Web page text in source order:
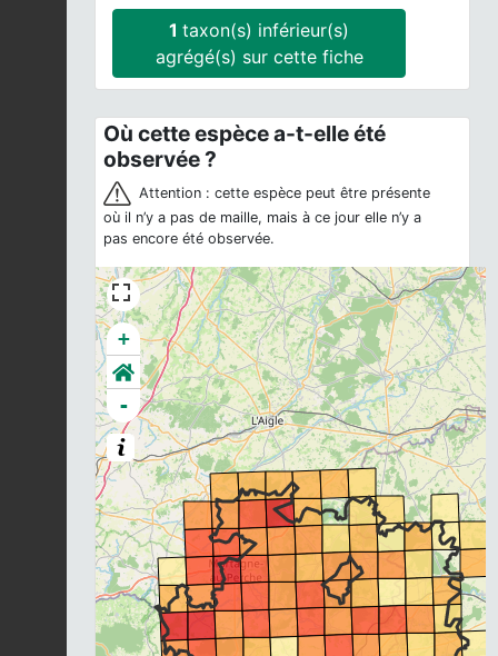
1taxon(s) inférieur(s)
agrégé(s) sur cette fiche
Où cette espèce a-t-elle été
observée ?
Attention : cette espèce peut être présente
où il n’y a pas de maille, mais à ce jour elle n’y a
pas encore été observée.
+
-